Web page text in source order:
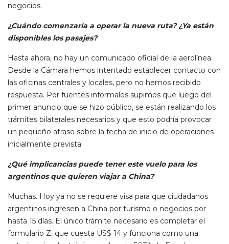
negocios.
¿Cuándo comenzaría a operar la nueva ruta? ¿Ya están
disponibles los pasajes?
Hasta ahora, no hay un comunicado oficial de la aerolínea.
Desde la Cámara hemos intentado establecer contacto con
las oficinas centrales y locales, pero no hemos recibido
respuesta. Por fuentes informales supimos que luego del
primer anuncio que se hizo público, se están realizando los
trámites bilaterales necesarios y que esto podría provocar
un pequeño atraso sobre la fecha de inicio de operaciones
inicialmente prevista.
¿Qué implicancias puede tener este vuelo para los
argentinos que quieren viajar a China?
Muchas. Hoy ya no se requiere visa para que ciudadanos
argentinos ingresen a China por turismo o negocios por
hasta 15 días. El único trámite necesario es completar el
formulario Z, que cuesta US$ 14 y funciona como una